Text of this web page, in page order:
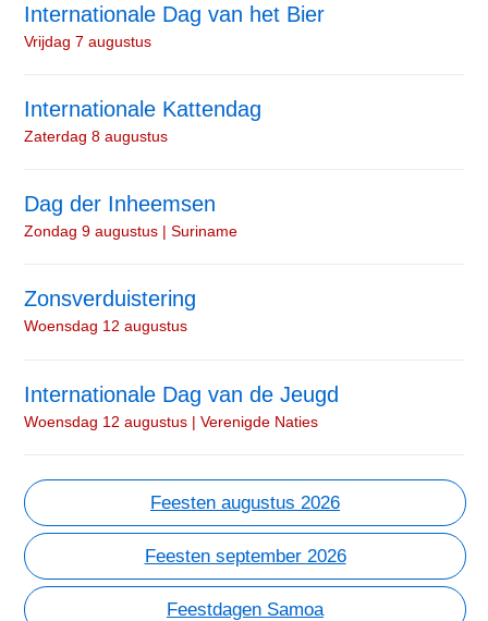
Internationale Dag van het Bier
Vrijdag 7 augustus
Internationale Kattendag
Zaterdag 8 augustus
Dag der Inheemsen
Zondag 9 augustus | Suriname
Zonsverduistering
Woensdag 12 augustus
Internationale Dag van de Jeugd
Woensdag 12 augustus | Verenigde Naties
Feesten augustus 2026
Feesten september 2026
Feestdagen Samoa